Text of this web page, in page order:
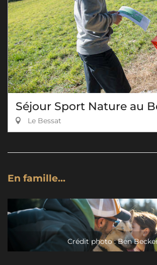
Séjour Sport Nature au
Le Bessat
En famille...
Crédit photo : Ben